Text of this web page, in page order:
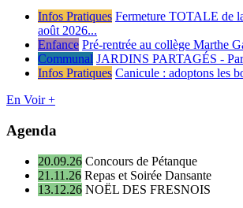
Infos Pratiques Fermeture TOTALE de
août 2026...
Enfance Pré-rentrée au collège Marthe
Communal JARDINS PARTAGÉS -
Infos Pratiques Canicule : adoptons les
En Voir +
Agenda
20.09.26 Concours de Pétanque
21.11.26 Repas et Soirée Dansante
13.12.26 NOËL DES FRESNOIS